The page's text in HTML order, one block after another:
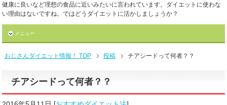
健康に良いなど理想の食品に近いみたいに言われています。ダイエットに使わな
い理由はないですね。ではどうダイエットに活かしましょうか？
メニュー
おじさんダイエット情報！ TOP 投稿 チアシードって何者？？
チアシードって何者？？